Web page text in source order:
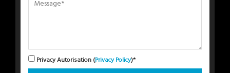
Privacy Autorisation (Privacy Policy)*